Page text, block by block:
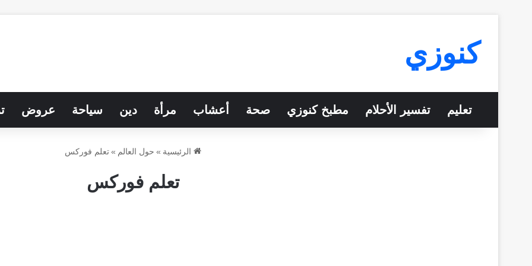
كنوزي
تعليم تفسير الأحلام مطبخ كنوزي صحة أعشاب مرأة دين سياحة عروض
الرئيسية » حول العالم »تعلم فوركس
تعلم فوركس